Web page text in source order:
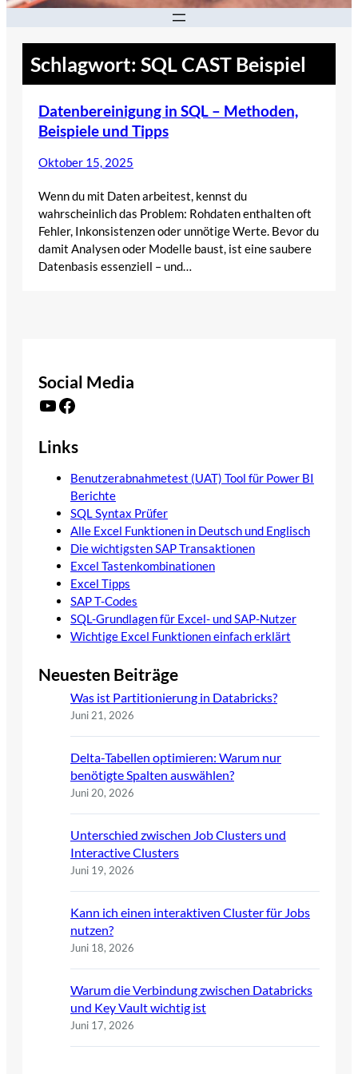
Schlagwort: SQL CAST Beispiel
Datenbereinigung in SQL – Methoden,
Beispiele und Tipps
Oktober 15, 2025
Wenn du mit Daten arbeitest, kennst du
wahrscheinlich das Problem: Rohdaten enthalten oft
Fehler, Inkonsistenzen oder unnötige Werte. Bevor du
damit Analysen oder Modelle baust, ist eine saubere
Datenbasis essenziell – und…
Social Media
YouTube Facebook
Links
Benutzerabnahmetest (UAT) Tool für Power BI
Berichte
SQL Syntax Prüfer
Alle Excel Funktionen in Deutsch und Englisch
Die wichtigsten SAP Transaktionen
Excel Tastenkombinationen
Excel Tipps
SAP T-Codes
SQL-Grundlagen für Excel- und SAP-Nutzer
Wichtige Excel Funktionen einfach erklärt
Neuesten Beiträge
Was ist Partitionierung in Databricks?
Juni 21, 2026
Delta-Tabellen optimieren: Warum nur
benötigte Spalten auswählen?
Juni 20, 2026
Unterschied zwischen Job Clusters und
Interactive Clusters
Juni 19, 2026
Kann ich einen interaktiven Cluster für Jobs
nutzen?
Juni 18, 2026
Warum die Verbindung zwischen Databricks
und Key Vault wichtig ist
Juni 17, 2026